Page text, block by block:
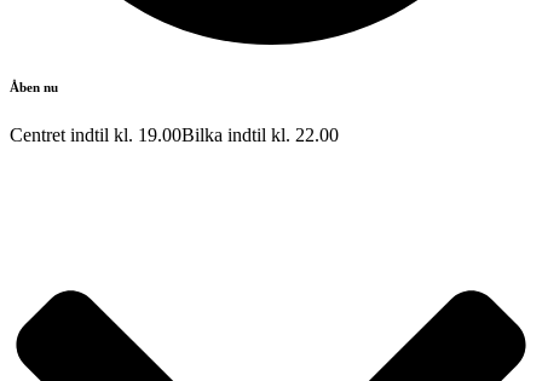
Åben nu
Centret indtil kl. 19.00Bilka indtil kl. 22.00